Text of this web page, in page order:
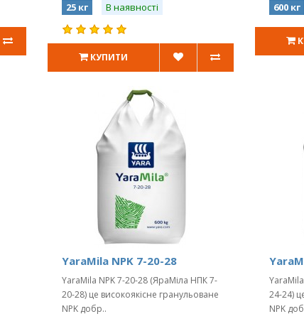
25 кг В наявності
КУПИТИ
600 кг
YaraMila NPK 7-20-28
YaraMila NPK 7-20-28 (ЯраМіла НПК 7-
20-28) це високоякісне гранульоване
NPK добр..
24-24)
NPK